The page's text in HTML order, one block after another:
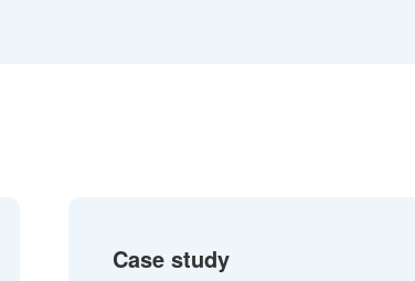
Case study